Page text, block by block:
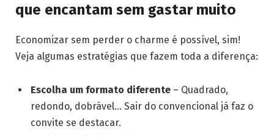
que encantam sem gastar muito
Economizar sem perder o charme é possível, sim!
Veja algumas estratégias que fazem toda a diferença:
Escolha um formato diferente – Quadrado,
redondo, dobrável… Sair do convencional já faz o
convite se destacar.